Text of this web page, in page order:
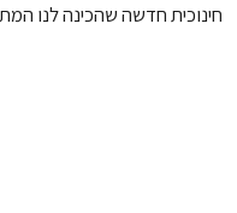
חינוכית חדשה שהכינה לנו